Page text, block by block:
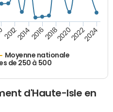
Moyenne nationale
de 250 à 500
2012201420162018202020222024
d'Haute-Isle en